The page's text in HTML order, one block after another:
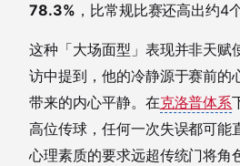
78.3% ，比常规比赛还高出约4
这种「大场面型」表现并非天赋
访中提到，他的冷静源于赛前的
带来的内心平静。在克洛普体系
高位传球，任何一次失误都可
心理素质的要求远超传统门将角